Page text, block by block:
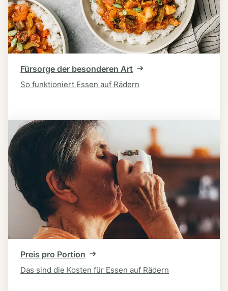
Fürsorge der besonderen Art
So funktioniert Essen auf Rädern
Preis pro Portion
Das sind die Kosten für Essen auf Rädern